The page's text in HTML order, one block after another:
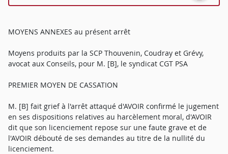
MOYENS ANNEXES au présent arrêt
Moyens produits par la SCP Thouvenin, Coudray et Grévy,
avocat aux Conseils, pour M. [B], le syndicat CGT PSA
PREMIER MOYEN DE CASSATION
M. [B] fait grief à l'arrêt attaqué d'AVOIR confirmé le jugement
en ses dispositions relatives au harcèlement moral, d'AVOIR
dit que son licenciement repose sur une faute grave et de
l'AVOIR débouté de ses demandes au titre de la nullité du
licenciement.